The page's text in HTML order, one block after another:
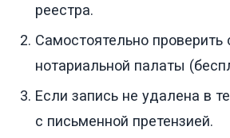
реестра.
Самостоятельно
нотариальной палаты
Если запись не удалена в
с письменной претензией.